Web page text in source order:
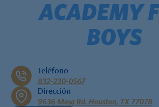
ACADEMY
BOYS
Teléfono
832-230-0567
Dirección
9636 Mesa Rd. Houston, TX 77078